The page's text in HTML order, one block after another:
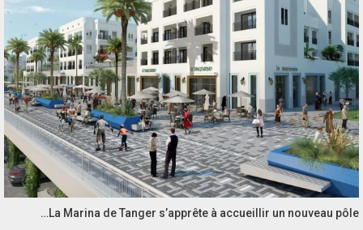
La Marina de Tanger s’apprête à accueillir un nouveau pôle…